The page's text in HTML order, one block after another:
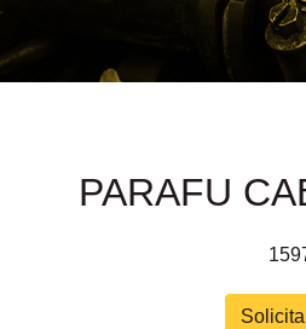
PARAFU